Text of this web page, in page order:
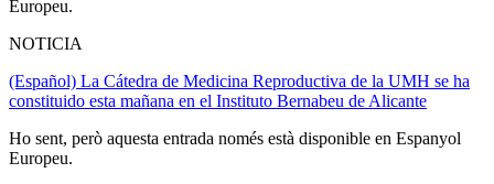
Europeu.
NOTICIA
(Español) La Cátedra de Medicina Reproductiva de la UMH se ha
constituido esta mañana en el Instituto Bernabeu de Alicante
Ho sent, però aquesta entrada només està disponible en Espanyol
Europeu.